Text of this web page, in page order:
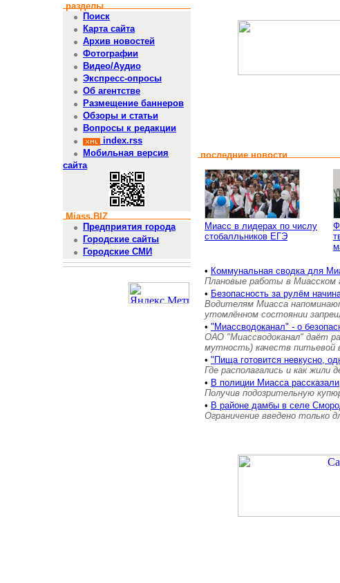
разделы
Поиск
Карта сайта
Архив новостей
Фотографии
Видео/Аудио
Экспресс-опросы
Об агентстве
Размещение баннеров
Обзоры и статьи
Вопросы к редакции
index.rss
Мобильная версия
сайта
Miass.BIZ
Предприятия города
Городские сайты
Городские СМИ
последние новости
Миасс в лидерах по числу
стобалльников ЕГЭ
• Коммунальная сводка для
Плановые работы в Миасском
• Безопасность за рулём
Водителям Миасса
утомлённом состоянии
• "Миассводоканал" - о
ОАО "Миассводоканал" даёт
мутность) качеств питьевой
• "Пища готовится невкусно,
Где располагались и как жили
• В полиции Миасса
Получив подозрительную
• В районе дамбы в селе
Ограничение введено только